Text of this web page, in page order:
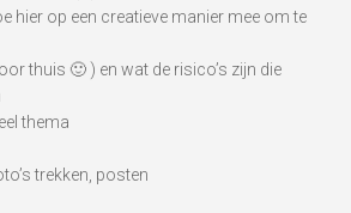
hier op een creatieve manier mee om te
thuis 🙂 ) en wat de risico’s zijn die
thema
trekken, posten